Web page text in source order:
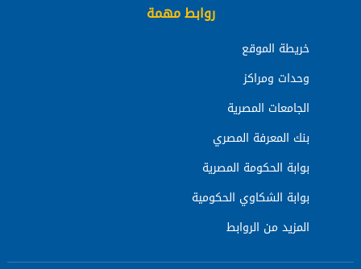
روابط مهمة
خريطة الموقع
وحدات ومراكز
الجامعات المصرية
بنك المعرفة المصري
بوابة الحكومة المصرية
بوابة الشكاوي الحكومية
المزيد من الروابط